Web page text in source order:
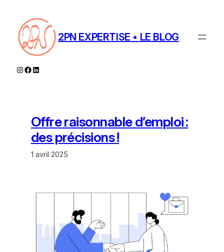
contenu
2PN EXPERTISE • LE BLOG
Instagram
Facebook
LinkedIn
Offre raisonnable d’emploi :
des précisions !
1 avril 2025